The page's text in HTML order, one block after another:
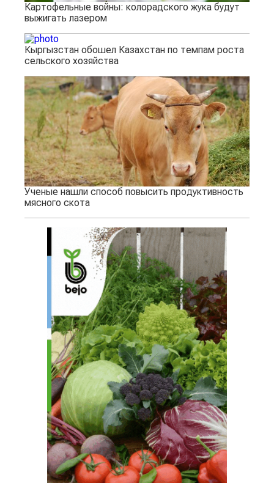
Картофельные войны: колорадского жука будут
выжигать лазером
Кыргызстан обошел Казахстан по темпам роста
сельского хозяйства
Ученые нашли способ повысить продуктивность
мясного скота